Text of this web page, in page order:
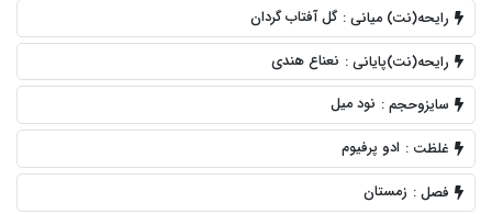
رایحه(نت) میانی : گل آفتاب گردان
رایحه(نت)پایانی : نعناع هندی
سایزوحجم : نود میل
غلظت : ادو پرفیوم
فصل : زمستان